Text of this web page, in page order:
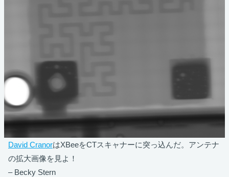
David CranorはXBeeをCTスキャナーに突っ込んだ。アンテナ
の拡大画像を見よ！
– Becky Stern